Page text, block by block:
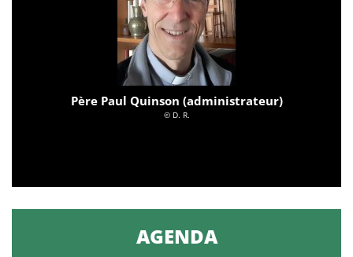
Père Paul Quinson (administrateur)
© D. R.
AGENDA